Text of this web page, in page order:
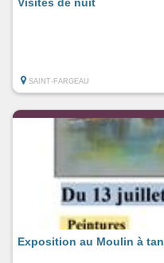
SAINT-FARGEAU
Exposition au Moulin à tan